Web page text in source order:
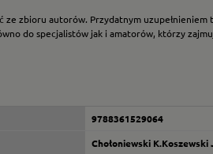
zbioru autorów. Przydatnym
do specjalistów jak i amatorów, którzy
9788361529064
Chołoniewski K.Koszewski